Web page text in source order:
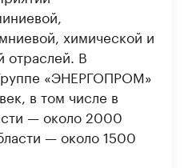
химической и
отраслей. В
«ЭНЕРГОПРОМ»
в том числе в
— около 2000
— около 1500